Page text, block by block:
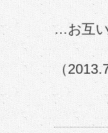
…お互
（